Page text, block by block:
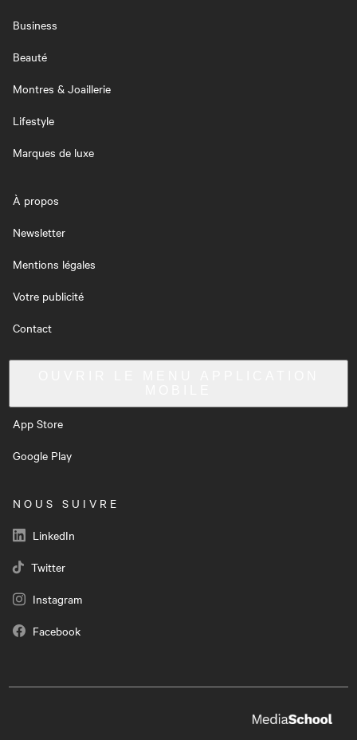
Business
Beauté
Montres & Joaillerie
Lifestyle
Marques de luxe
À propos
Newsletter
Mentions légales
Votre publicité
Contact
App Store
Google Play
NOUS SUIVRE
LinkedIn
Twitter
Instagram
Facebook